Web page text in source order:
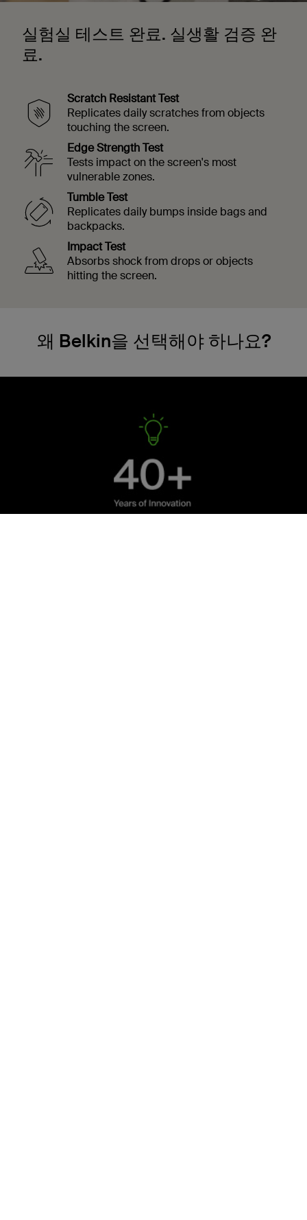
실험실 테스트 완료. 실생활 검증 완
료.
Scratch Resistant Test
Replicates daily scratches from objects
touching the screen.
Edge Strength Test
Tests impact on the screen's most
vulnerable zones.
Tumble Test
Replicates daily bumps inside bags and
backpacks.
Impact Test
Absorbs shock from drops or objects
hitting the screen.
왜 Belkin을 선택해야 하나요?